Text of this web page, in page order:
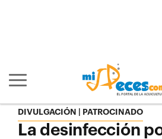
Mostrar/ocultar navegación
DIVULGACIÓN | PATROCINADO
La desinfección